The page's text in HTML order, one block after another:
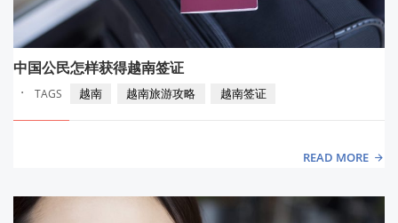
中国公民怎样获得越南签证
·
TAGS 越南 越南旅游攻略 越南签证
READ MORE